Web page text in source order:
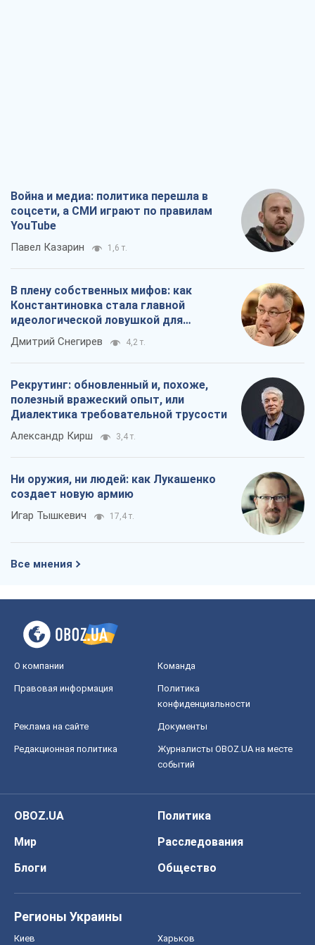
Война и медиа: политика перешла в
соцсети, а СМИ играют по правилам
YouTube
Павел Казарин 1,6 т.
В плену собственных мифов: как
Константиновка стала главной
идеологической ловушкой для
российских оккупантов
Дмитрий Снегирев 4,2 т.
Рекрутинг: обновленный и, похоже,
полезный вражеский опыт, или
Диалектика требовательной трусости
Александр Кирш 3,4 т.
Ни оружия, ни людей: как Лукашенко
создает новую армию
Игар Тышкевич 17,4 т.
Все мнения
О компании Команда
Правовая информация
Политика
конфиденциальности
Реклама на сайте Документы
Редакционная политика
Журналисты OBOZ.UA на месте
событий
OBOZ.UA
Политика
Мир
Расследования
Блоги
Общество
Регионы Украины
Киев Харьков